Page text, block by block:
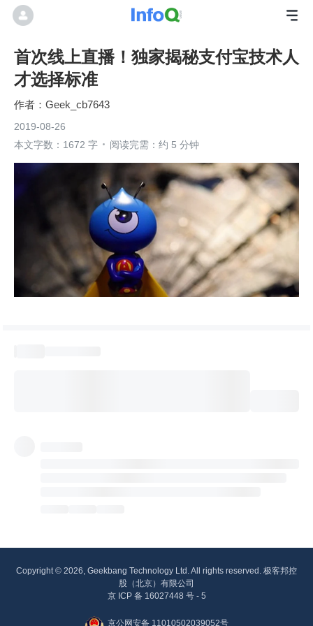
首次线上直播！独家揭秘支付宝技术人
才选择标准
Geek_cb7643
2019-08-26
本文字数：1672 字
阅读完需：约 5 分钟
Copyright © 2026, Geekbang Technology Ltd. All rights reserved. 极客邦控
股（北京）有限公司
京 ICP 备 16027448 号 - 5
京公网安备 11010502039052号